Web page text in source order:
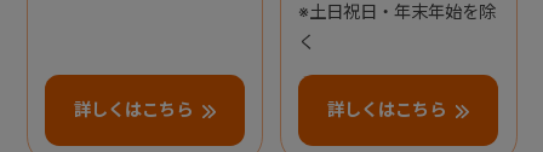
詳しくはこちら
※土日祝日・年末年始を除
く
詳しくはこちら